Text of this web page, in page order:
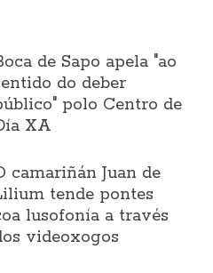
de Sapo apela "ao
do deber
polo Centro de
XA
camariñán Juan de
tende pontes
lusofonía a través
videoxogos